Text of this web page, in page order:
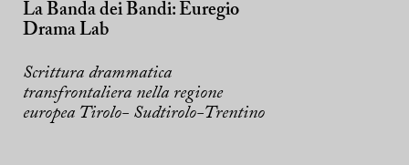
La Banda dei Bandi: Euregio
Drama Lab
Scrittura drammatica
transfrontaliera nella regione
europea Tirolo- Sudtirolo-Trentino